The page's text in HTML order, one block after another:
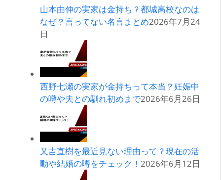
山本由伸の実家は金持ち？都城高校なのは
なぜ？言ってない名言まとめ2026年7月24
日
西野七瀬の実家が金持ちって本当？妊娠中
の噂や夫との馴れ初めまで2026年6月26日
又吉直樹を最近見ない理由って？現在の活
動や結婚の噂をチェック！ 2026年6月12日